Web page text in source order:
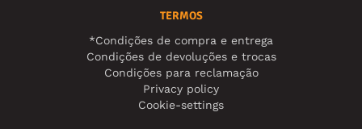
TERMOS
*Condições de compra e entrega
Condições de devoluções e trocas
Condições para reclamação
Privacy policy
Cookie-settings